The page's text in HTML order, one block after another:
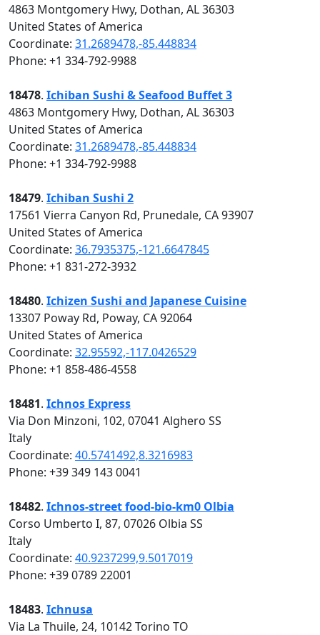
4863 Montgomery Hwy, Dothan, AL 36303
United States of America
Coordinate: 31.2689478,-85.448834
Phone: +1 334-792-9988
18478. Ichiban Sushi & Seafood Buffet 3
4863 Montgomery Hwy, Dothan, AL 36303
United States of America
Coordinate: 31.2689478,-85.448834
Phone: +1 334-792-9988
18479. Ichiban Sushi 2
17561 Vierra Canyon Rd, Prunedale, CA 93907
United States of America
Coordinate: 36.7935375,-121.6647845
Phone: +1 831-272-3932
18480. Ichizen Sushi and Japanese Cuisine
13307 Poway Rd, Poway, CA 92064
United States of America
Coordinate: 32.95592,-117.0426529
Phone: +1 858-486-4558
18481. Ichnos Express
Via Don Minzoni, 102, 07041 Alghero SS
Italy
Coordinate: 40.5741492,8.3216983
Phone: +39 349 143 0041
18482. Ichnos-street food-bio-km0 Olbia
Corso Umberto I, 87, 07026 Olbia SS
Italy
Coordinate: 40.9237299,9.5017019
Phone: +39 0789 22001
18483. Ichnusa
Via La Thuile, 24, 10142 Torino TO